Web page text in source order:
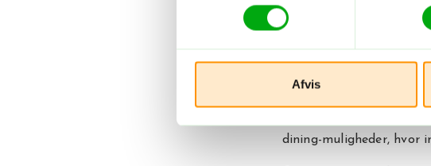
Afvis
af grillet majs får dine
dining-muligheder, hvor